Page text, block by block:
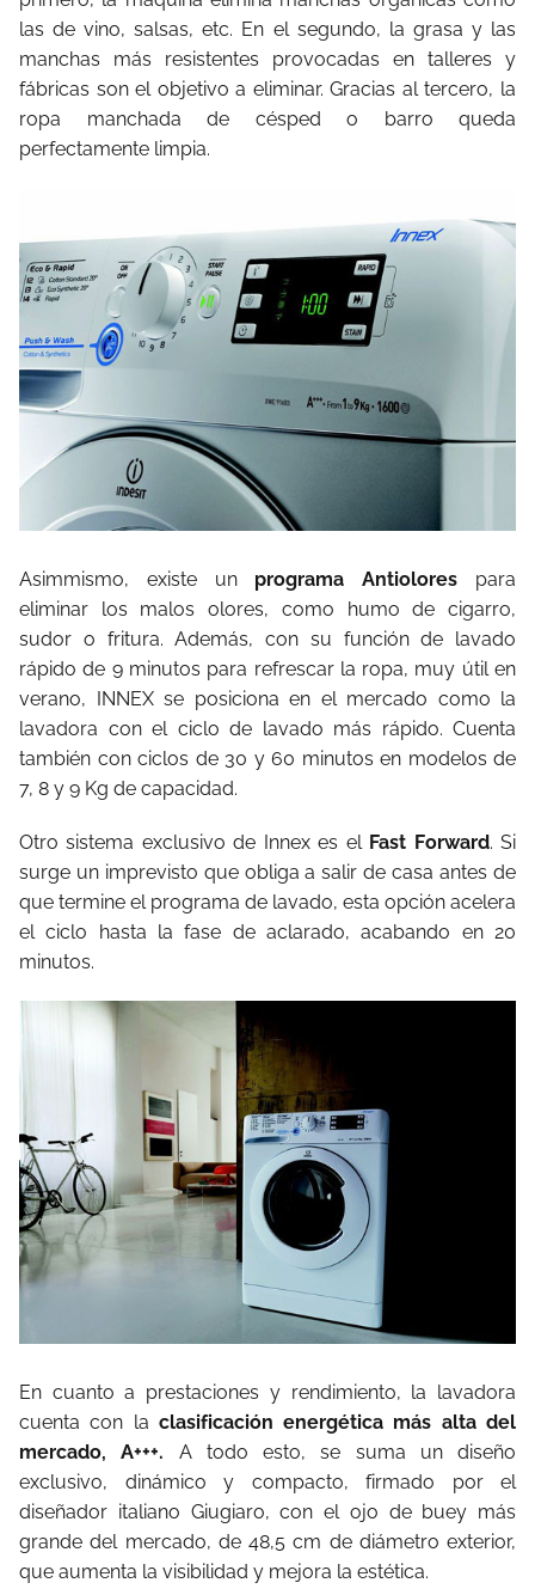
las de vino, salsas, etc. En el segundo, la grasa y las
manchas más resistentes provocadas en talleres y
fábricas son el objetivo a eliminar. Gracias al tercero, la
ropa manchada de césped o barro queda
perfectamente limpia.
Asimmismo, existe unprograma Antiolores para
eliminar los malos olores, como humo de cigarro,
sudor o fritura. Además, con su función de lavado
rápido de 9 minutos para refrescar la ropa, muy útil en
verano, INNEX se posiciona en el mercado como la
lavadora con el ciclo de lavado más rápido. Cuenta
también con ciclos de 30 y 60 minutos en modelos de
7, 8 y 9 Kg de capacidad.
Otro sistema exclusivo de Innex es el Fast Forward. Si
surge un imprevisto que obliga a salir de casa antes de
que termine el programa de lavado, esta opción acelera
el ciclo hasta la fase de aclarado, acabando en 20
minutos.
En cuanto a prestaciones y rendimiento, la lavadora
cuenta con la clasificación energética más alta del
mercado, A+++. A todo esto, se suma un diseño
exclusivo, dinámico y compacto, firmado por el
diseñador italiano Giugiaro, con el ojo de buey más
grande del mercado, de 48,5 cm de diámetro exterior,
que aumenta la visibilidad y mejora la estética.